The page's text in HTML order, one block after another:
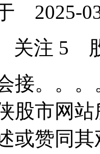
2025-
关注 5
接。。。
股市网
或赞同